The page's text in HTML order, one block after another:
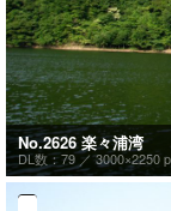
No.2626 楽々浦湾
DL数：79 ／3000×2250